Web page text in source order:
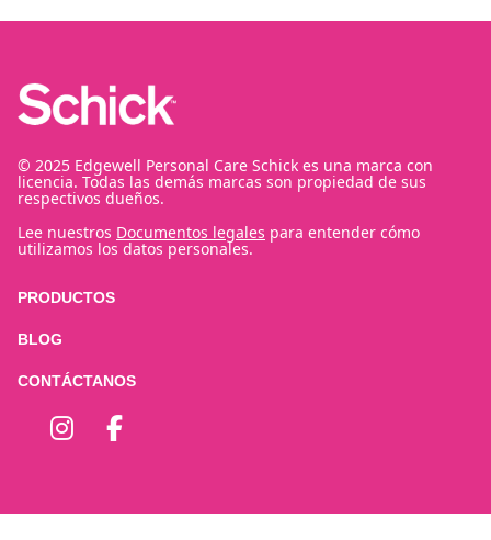
© 2025 Edgewell Personal Care Schick es una marca con
licencia. Todas las demás marcas son propiedad de sus
respectivos dueños.
Lee nuestros Documentos legales para entender cómo
utilizamos los datos personales.
PRODUCTOS
BLOG
CONTÁCTANOS